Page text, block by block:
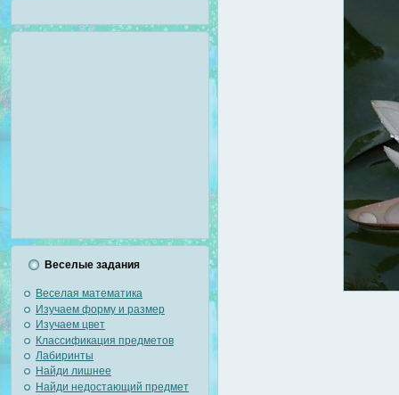
Веселые задания
Веселая математика
Изучаем форму и размер
Изучаем цвет
Классификация предметов
Лабиринты
Найди лишнее
Найди недостающий предмет